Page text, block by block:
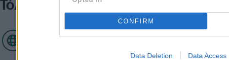
CONFIRM
Data Deletion Data Access
Τόλης Λελεκίδης